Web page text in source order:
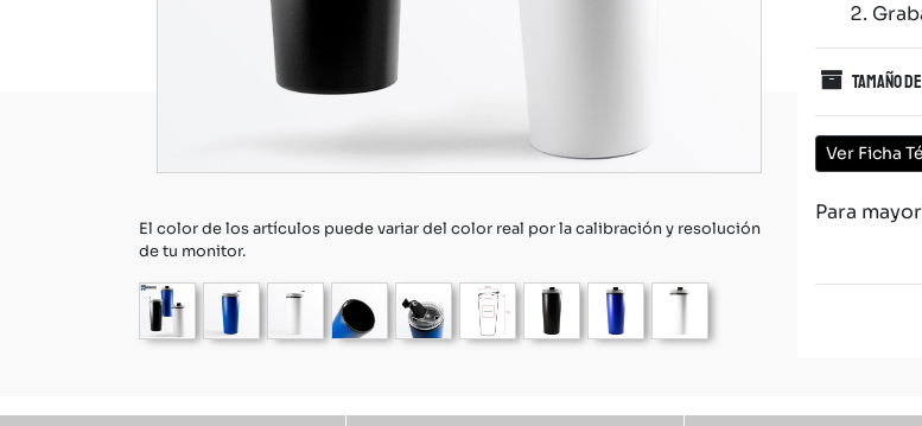
El color de los artículos puede variar del color real por la calibración y resolución
de tu monitor.
Tamaño
Ver Ficha
Para